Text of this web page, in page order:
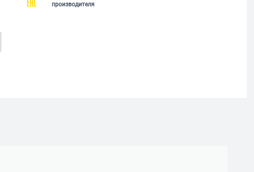
производителя